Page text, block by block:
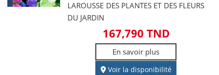
LAROUSSE DES PLANTES ET DES FLEURS
DU JARDIN
167,790 TND
En savoir plus
Voir la disponibilité